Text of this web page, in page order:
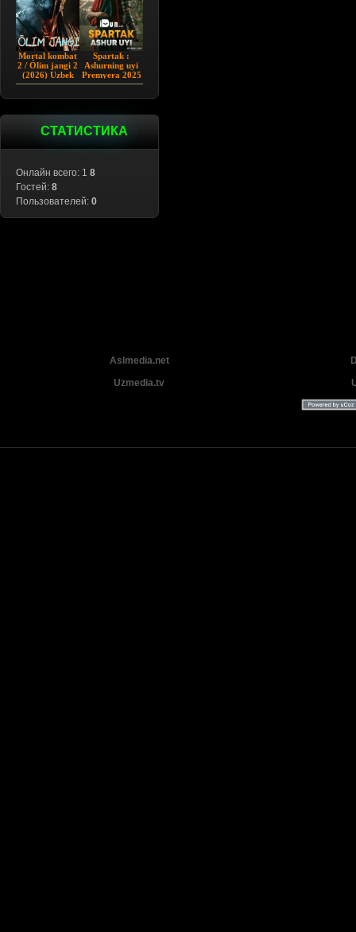
Mortal kombat
2 / Ólim jangi 2
(2026) Uzbek
tilida
Spartak :
Ashurning uyi
Premyera 2025
Barcha qismlar
СТАТИСТИКА
Онлайн всего: 1 8
Гостей: 8
Пользователей: 0
Aslmedia.net
Uzmedia.tv